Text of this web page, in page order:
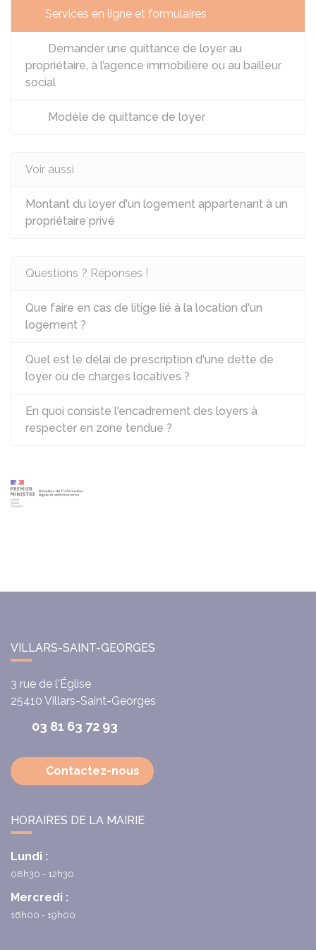
Services en ligne et formulaires
Demander une quittance de loyer au
propriétaire, à l’agence immobilière ou au bailleur
social
Modèle de quittance de loyer
Voir aussi
Montant du loyer d'un logement appartenant à un
propriétaire privé
Questions ? Réponses !
Que faire en cas de litige lié à la location d'un
logement ?
Quel est le délai de prescription d'une dette de
loyer ou de charges locatives ?
En quoi consiste l'encadrement des loyers à
respecter en zone tendue ?
VILLARS-SAINT-GEORGES
3 rue de l'Église
25410 Villars-Saint-Georges
03 81 63 72 93
Contactez-nous
HORAIRES DE LA MAIRIE
Lundi :
08h30 - 12h30
Mercredi :
16h00 - 19h00